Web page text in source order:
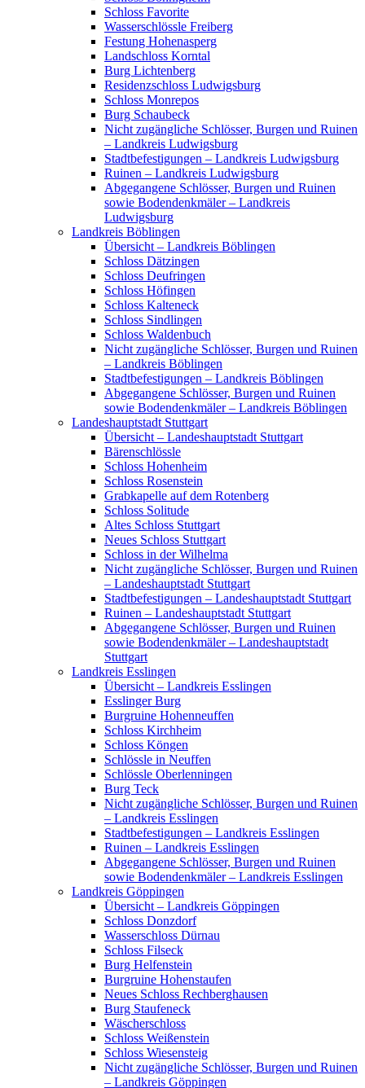
Schloss Favorite
Wasserschlössle Freiberg
Festung Hohenasperg
Landschloss Korntal
Burg Lichtenberg
Residenzschloss Ludwigsburg
Schloss Monrepos
Burg Schaubeck
Nicht zugängliche Schlösser, Burgen und Ruinen
– Landkreis Ludwigsburg
Stadtbefestigungen – Landkreis Ludwigsburg
Ruinen – Landkreis Ludwigsburg
Abgegangene Schlösser, Burgen und Ruinen
sowie Bodendenkmäler – Landkreis
Ludwigsburg
Landkreis Böblingen
Übersicht – Landkreis Böblingen
Schloss Dätzingen
Schloss Deufringen
Schloss Höfingen
Schloss Kalteneck
Schloss Sindlingen
Schloss Waldenbuch
Nicht zugängliche Schlösser, Burgen und Ruinen
– Landkreis Böblingen
Stadtbefestigungen – Landkreis Böblingen
Abgegangene Schlösser, Burgen und Ruinen
sowie Bodendenkmäler – Landkreis Böblingen
Landeshauptstadt Stuttgart
Übersicht – Landeshauptstadt Stuttgart
Bärenschlössle
Schloss Hohenheim
Schloss Rosenstein
Grabkapelle auf dem Rotenberg
Schloss Solitude
Altes Schloss Stuttgart
Neues Schloss Stuttgart
Schloss in der Wilhelma
Nicht zugängliche Schlösser, Burgen und Ruinen
– Landeshauptstadt Stuttgart
Stadtbefestigungen – Landeshauptstadt Stuttgart
Ruinen – Landeshauptstadt Stuttgart
Abgegangene Schlösser, Burgen und Ruinen
sowie Bodendenkmäler – Landeshauptstadt
Stuttgart
Landkreis Esslingen
Übersicht – Landkreis Esslingen
Esslinger Burg
Burgruine Hohenneuffen
Schloss Kirchheim
Schloss Köngen
Schlössle in Neuffen
Schlössle Oberlenningen
Burg Teck
Nicht zugängliche Schlösser, Burgen und Ruinen
– Landkreis Esslingen
Stadtbefestigungen – Landkreis Esslingen
Ruinen – Landkreis Esslingen
Abgegangene Schlösser, Burgen und Ruinen
sowie Bodendenkmäler – Landkreis Esslingen
Landkreis Göppingen
Übersicht – Landkreis Göppingen
Schloss Donzdorf
Wasserschloss Dürnau
Schloss Filseck
Burg Helfenstein
Burgruine Hohenstaufen
Neues Schloss Rechberghausen
Burg Staufeneck
Wäscherschloss
Schloss Weißenstein
Schloss Wiesensteig
Nicht zugängliche Schlösser, Burgen und Ruinen
– Landkreis Göppingen